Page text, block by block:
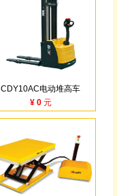
CDY10AC电动堆高车
¥ 0 元